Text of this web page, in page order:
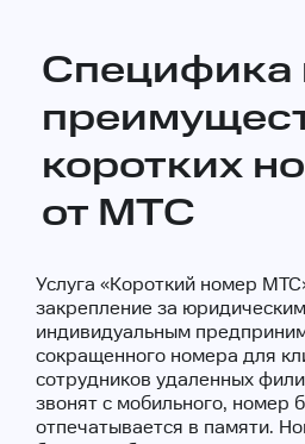
Специфика
коротких
от МТС
Услуга «Короткий номер
закрепление за
индивидуальным
сокращенного номера для
сотрудников удаленных
звонят с мобильного, номер
отпечатывается в памяти.